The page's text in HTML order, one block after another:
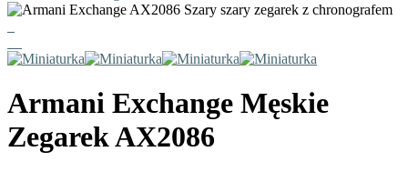
Armani Exchange Męskie
ZegarekAX2086